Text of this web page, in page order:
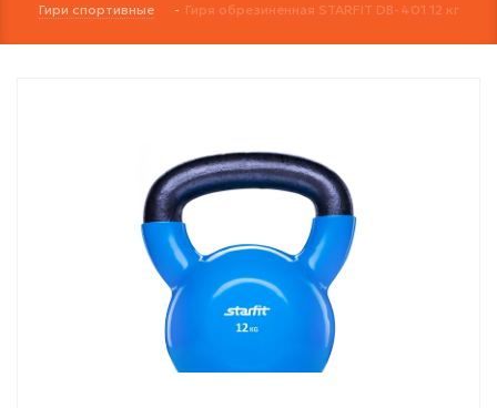
Гири спортивные
- Гиря обрезиненная STARFIT DB-401 12 кг